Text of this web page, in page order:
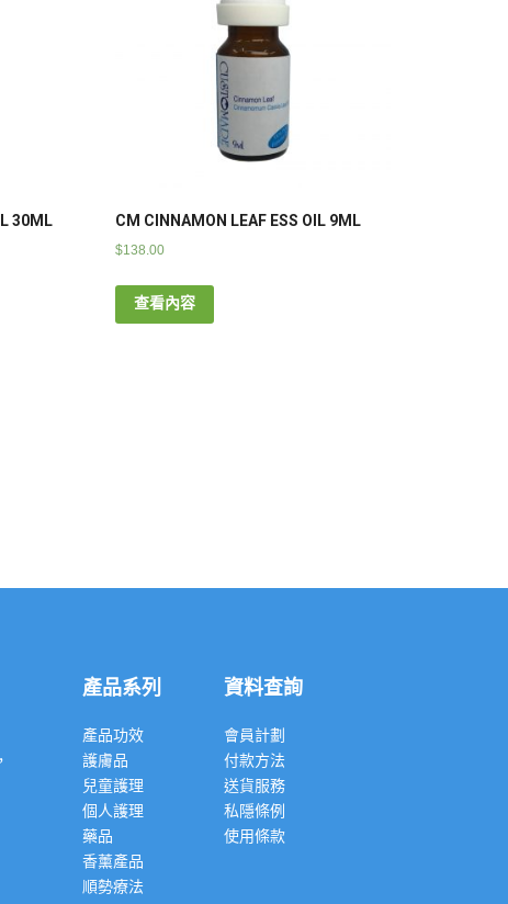
30ML CM CINNAMON LEAF ESS OIL 9ML
$138.00
查看內容
產品系列
產品功效
護膚品
兒童護理
個人護理
藥品
香薰產品
順勢療法
資料查詢
會員計劃
付款方法
送貨服務
私隱條例
使用條款